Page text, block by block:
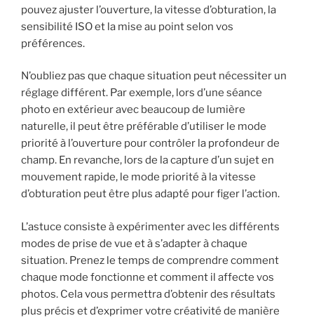
pouvez ajuster l’ouverture, la vitesse d’obturation, la
sensibilité ISO et la mise au point selon vos
préférences.
N’oubliez pas que chaque situation peut nécessiter un
réglage différent. Par exemple, lors d’une séance
photo en extérieur avec beaucoup de lumière
naturelle, il peut être préférable d’utiliser le mode
priorité à l’ouverture pour contrôler la profondeur de
champ. En revanche, lors de la capture d’un sujet en
mouvement rapide, le mode priorité à la vitesse
d’obturation peut être plus adapté pour figer l’action.
L’astuce consiste à expérimenter avec les différents
modes de prise de vue et à s’adapter à chaque
situation. Prenez le temps de comprendre comment
chaque mode fonctionne et comment il affecte vos
photos. Cela vous permettra d’obtenir des résultats
plus précis et d’exprimer votre créativité de manière